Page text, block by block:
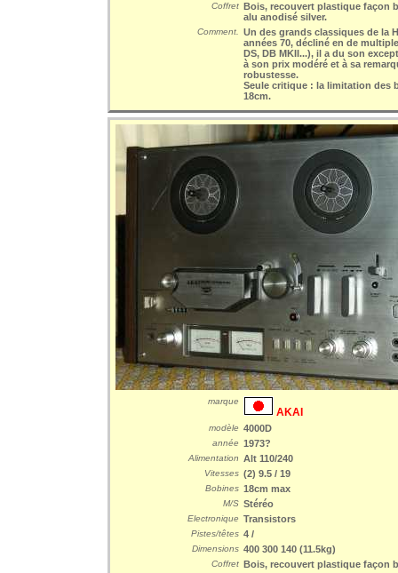
Coffret Bois, recouvert plastique façon
alu anodisé silver.
Comment.
Un des grands classiques de la
années 70, décliné en de
DS, DB MKII...), il a du son
à son prix modéré et à sa
robustesse.
Seule critique : la limitation des
18cm.
marque
AKAI
modèle 4000D
année 1973?
Alimentation Alt 110/240
Vitesses (2) 9.5 / 19
Bobines 18cm max
M/S Stéréo
Electronique Transistors
Pistes/têtes 4 /
Dimensions 400 300 140 (11.5kg)
Coffret Bois, recouvert plastique façon